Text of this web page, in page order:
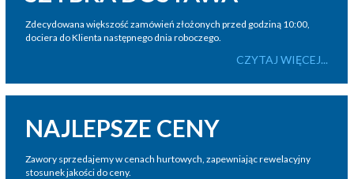
Zdecydowana większość zamówień złożonych przed godziną 10:00,
dociera do Klienta następnego dnia roboczego.
CZYTAJ WIĘCEJ...
NAJLEPSZE CENY
Zawory sprzedajemy w cenach hurtowych, zapewniając rewelacyjny
stosunek jakości do ceny.